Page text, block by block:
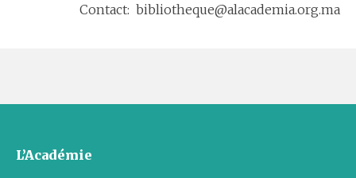
Contact: bibliotheque@alacademia.org.ma
L’Académie